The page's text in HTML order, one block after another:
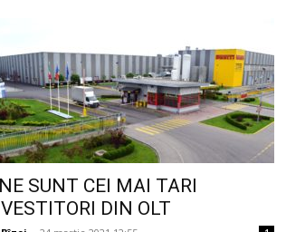
SUNT CEI MAI TARI
DIN OLT